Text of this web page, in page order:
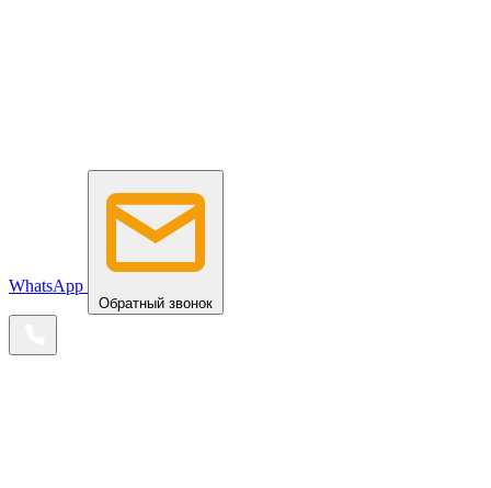
WhatsApp
Обратный звонок